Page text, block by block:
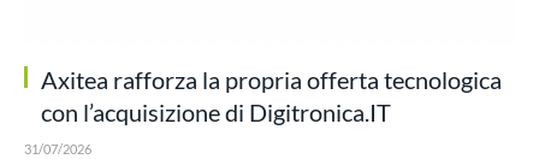
Axitea rafforza la propria offerta tecnologica
con l’acquisizione di Digitronica.IT
31/07/2026